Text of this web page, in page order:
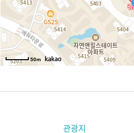
50m
관광지